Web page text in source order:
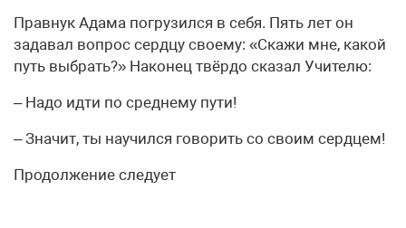
Правнук Адама погрузился в себя. Пять лет он
задавал вопрос сердцу своему: «Скажи мне, какой
путь выбрать?» Наконец твёрдо сказал Учителю:
– Надо идти по среднему пути!
– Значит, ты научился говорить со своим сердцем!
Продолжение следует